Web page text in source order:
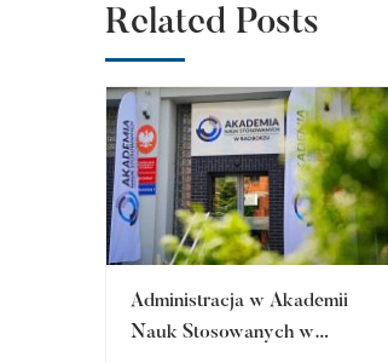
Related Posts
Administracja w Akademii
Nauk Stosowanych w